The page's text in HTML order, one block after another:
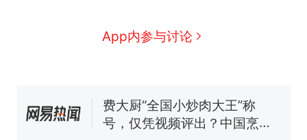
App内参与讨论
热 那个在床头放菜刀的女孩，
因老师一句“跟我回家”改写了
费大厨“全国小炒肉大王”称
号，仅凭视频评出？中国烹饪